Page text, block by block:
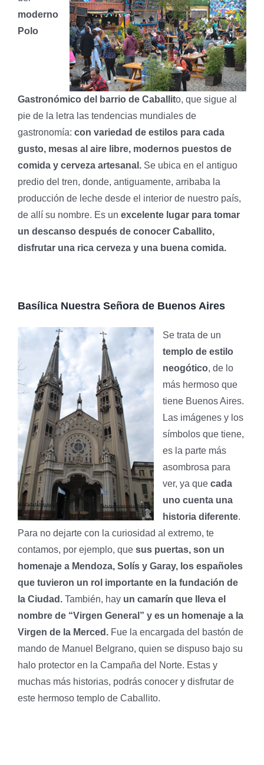
moderno
Polo
Gastronómico del barrio de Caballito, que sigue al
pie de la letra las tendencias mundiales de
gastronomía: con variedad de estilos para cada
gusto, mesas al aire libre, modernos puestos de
comida y cerveza artesanal. Se ubica en el antiguo
predio del tren, donde, antiguamente, arribaba la
producción de leche desde el interior de nuestro país,
de allí su nombre. Es un excelente lugar para tomar
un descanso después de conocer Caballito,
disfrutar una rica cerveza y una buena comida.
Basílica Nuestra Señora de Buenos Aires
Se trata de un
templo de estilo
neogótico, de lo
más hermoso que
tiene Buenos Aires.
Las imágenes y los
símbolos que tiene,
es la parte más
asombrosa para
ver, ya que cada
uno cuenta una
historia diferente.
Para no dejarte con la curiosidad al extremo, te
contamos, por ejemplo, que sus puertas, son un
homenaje a Mendoza, Solís y Garay, los españoles
que tuvieron un rol importante en la fundación de
la Ciudad. También, hay un camarín que lleva el
nombre de “Virgen General” y es un homenaje a la
Virgen de la Merced. Fue la encargada del bastón de
mando de Manuel Belgrano, quien se dispuso bajo su
halo protector en la Campaña del Norte. Estas y
muchas más historias, podrás conocer y disfrutar de
este hermoso templo de Caballito.